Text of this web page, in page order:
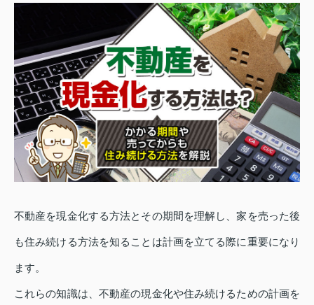
不動産を現金化する方法とその期間を理解し、家を売った後
も住み続ける方法を知ることは計画を立てる際に重要になり
ます。
これらの知識は、不動産の現金化や住み続けるための計画を